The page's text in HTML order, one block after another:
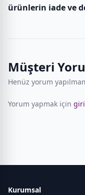
ürünlerin iade ve
Müşteri
Henüz yorum
Yorum yapmak için
Kurumsal